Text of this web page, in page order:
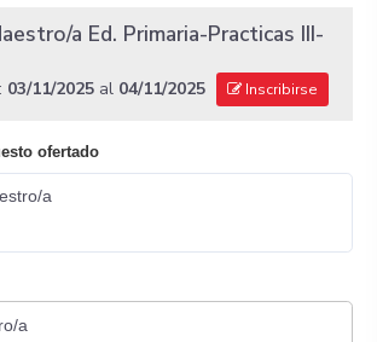
a Ed. Primaria-Practicas III-
03/11/2025 al 04/11/2025 Inscribirse
ofertado
a